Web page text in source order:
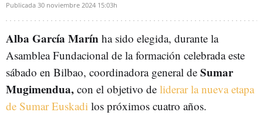
Publicada 30 noviembre 2024 15:03h
Alba García Marín ha sido elegida, durante la
Asamblea Fundacional de la formación celebrada este
sábado en Bilbao, coordinadora general de Sumar
Mugimendua, con el objetivo de liderar la nueva etapa
de Sumar Euskadi los próximos cuatro años.